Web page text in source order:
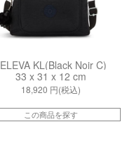
ELEVA KL(Black Noir C)
33 x 31 x 12 cm
18,920 円(税込)
この商品を探す